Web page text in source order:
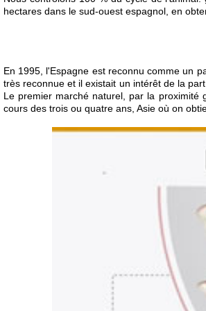
hectares dans le sud-ouest espagnol, en
En 1995, l'Espagne est reconnu comme un
très reconnue et il existait un intérêt de la
Le premier marché naturel, par la proximité
cours des trois ou quatre ans, Asie où on